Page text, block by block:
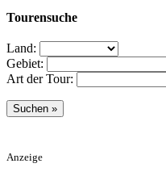
Tourensuche
Land:
Gebiet:
Art der Tour:
Anzeige